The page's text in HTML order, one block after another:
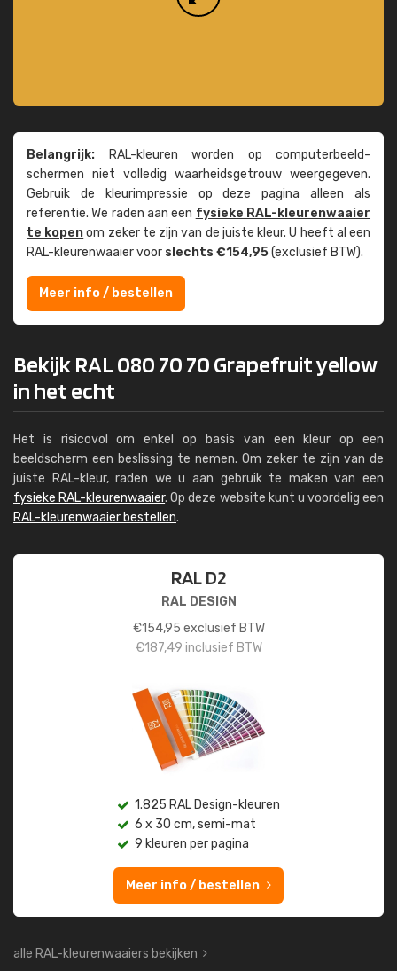
Belangrijk: RAL-kleuren worden op computer­beeld­
schermen niet volledig waarheids­­getrouw weer­gegeven.
Gebruik de kleur­impressie op deze pagina alleen als
referentie. We raden aan een fysieke RAL-kleuren­waaier
te kopenom zeker te zijn van de juiste kleur. U heeft al een
RAL-kleuren­waaier voor slechts €154,95(exclusief BTW).
Meer info / bestellen
Bekijk RAL 080 70 70 Grapefruit yellow
in het echt
Het is risicovol om enkel op basis van een kleur op een
beeldscherm een beslissing te nemen. Om zeker te zijn van de
juiste RAL-kleur, raden we u aan gebruik te maken van een
fysieke RAL-kleurenwaaier. Op deze website kunt u voordelig een
RAL-kleurenwaaier bestellen.
RAL D2
RAL DESIGN
€154,95 exclusief BTW
€187,49 inclusief BTW
1.825 RAL Design-kleuren
6 x 30 cm, semi-mat
9 kleuren per pagina
Meer info / bestellen
alle RAL-kleurenwaaiers bekijken